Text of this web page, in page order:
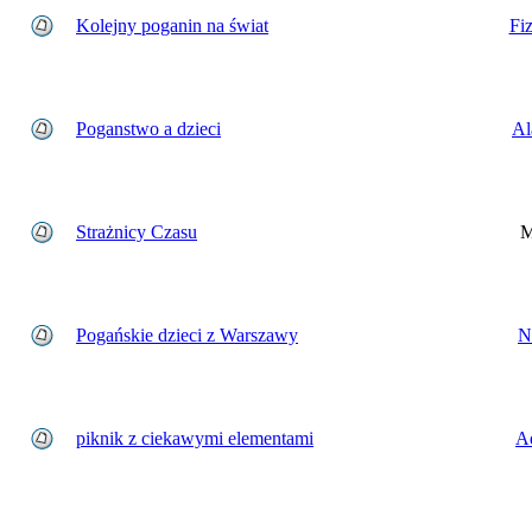
Kolejny poganin na świat
Poganstwo a dzieci
Strażnicy Czasu
Pogańskie dzieci z Warszawy
piknik z ciekawymi elementami